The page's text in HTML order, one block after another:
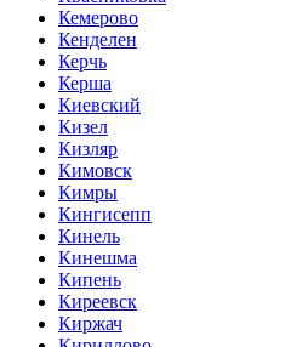
Кемерово
Кенделен
Керчь
Керша
Киевский
Кизел
Кизляр
Кимовск
Кимры
Кингисепп
Кинель
Кинешма
Кипень
Киреевск
Киржач